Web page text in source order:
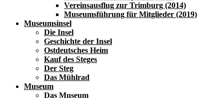
Vereinsausflug zur Trimburg (2014)
Museumsführung für Mitglieder (2019)
Museumsinsel
Die Insel
Geschichte der Insel
Ostdeutsches Heim
Kauf des Steges
Der Steg
Das Mühlrad
Museum
Das Museum